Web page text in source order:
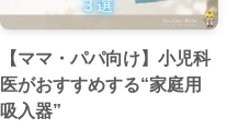
【ママ・パパ向け】小児科
医がおすすめする“家庭用
吸入器”